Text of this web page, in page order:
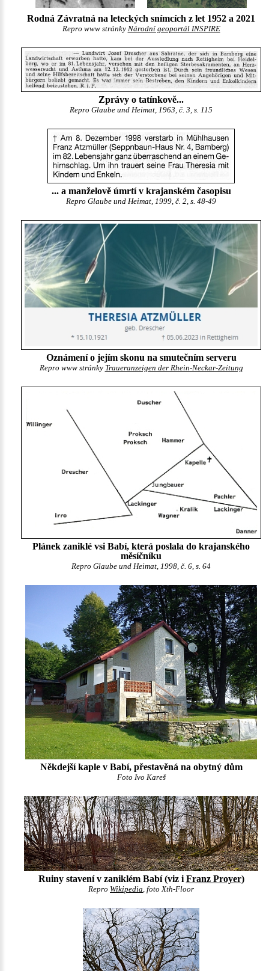
Rodná Závratná na leteckých snímcích z let 1952 a 2021
Repro www stránky Národní geoportál INSPIRE
Zprávy o tatínkově...
Repro Glaube und Heimat, 1963, č. 3, s. 115
... a manželově úmrtí v krajanském časopisu
Repro Glaube und Heimat, 1999, č. 2, s. 48-49
Oznámení o jejím skonu na smutečním serveru
Repro www stránky Traueranzeigen der Rhein-Neckar-Zeitung
Plánek zaniklé vsi Babí, která poslala do krajanského
měsíčníku
Repro Glaube und Heimat, 1998, č. 6, s. 64
Někdejší kaple v Babí, přestavěná na obytný dům
Foto Ivo Kareš
Ruiny stavení v zaniklém Babí (viz i Franz Proyer)
Repro Wikipedia, foto Xth-Floor